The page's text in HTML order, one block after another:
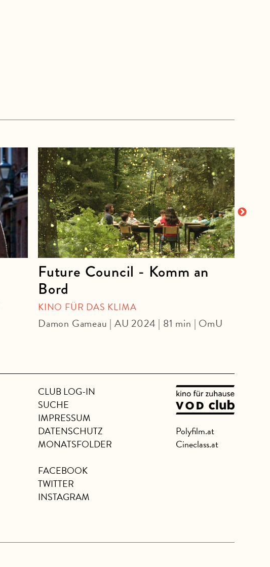
Future Council - Komm an
Bord
KINO FÜR DAS KLIMA
Damon Gameau | AU 2024 | 81 min | OmU
CLUB LOG-IN
SUCHE
IMPRESSUM
DATENSCHUTZ
MONATSFOLDER
FACEBOOK
TWITTER
INSTAGRAM
Polyfilm.at
Cineclass.at